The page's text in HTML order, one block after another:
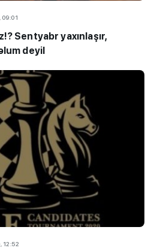
09:01
Sentyabr yaxınlaşır,
deyil
12:52